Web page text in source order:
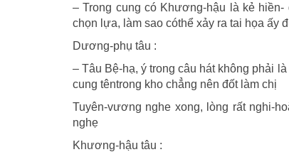
– Trong cung có Khương-hậu là kẻ
chọn lựa, làm sao cóthể xảy ra tai họa ấy
Dương-phụ tâu :
– Tâu Bệ-hạ, ý trong câu hát không phải
cung têntrong kho chẳng nên đốt làm chị
Tuyên-vương nghe xong, lòng rất nghi-
nghẹ
Khương-hậu tâu :